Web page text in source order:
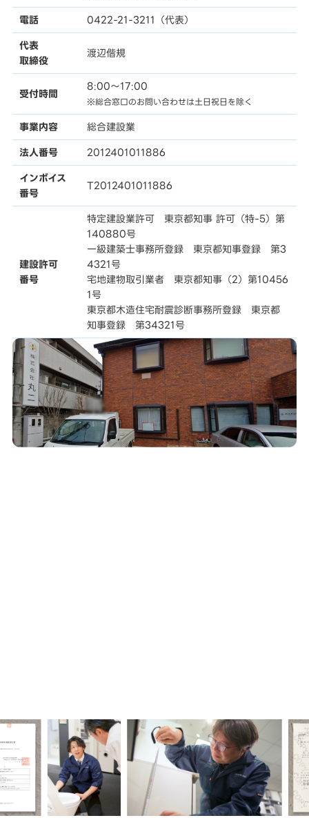
電話 0422-21-3211（代表）
代表
取締役
渡辺偕規
受付時間
8:00〜17:00
※総合窓口のお問い合わせは土日祝日を除く
事業内容 総合建設業
法人番号 2012401011886
インボイス
番号
T2012401011886
建設許可
番号
特定建設業許可 東京都知事 許可（特-5）第
140880号
一級建築士事務所登録 東京都知事登録 第3
4321号
宅地建物取引業者 東京都知事（2）第10456
1号
東京都木造住宅耐震診断事務所登録 東京都
知事登録 第34321号